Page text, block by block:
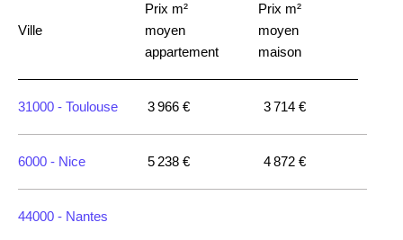
Ville
Prix m²
moyen
appartement
Prix m²
moyen
maison
31000 - Toulouse 3 966 € 3 714 €
6000 - Nice 5 238 € 4 872 €
44000 - Nantes